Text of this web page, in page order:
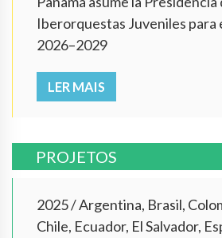
Iberorquestas Juveniles para
2026–2029
LER MAIS
PROJETOS
2025/Argentina, Brasil,
Chile, Ecuador, El Salvador,